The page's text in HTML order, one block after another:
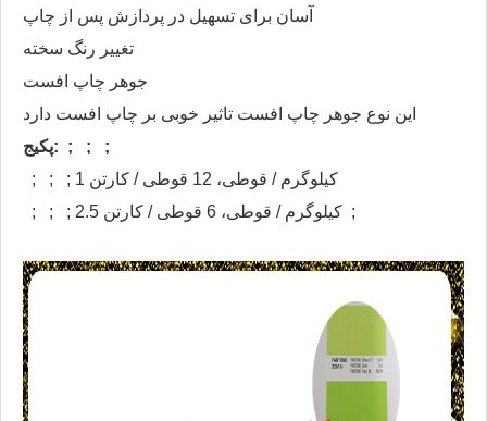
آسان برای تسهیل در پردازش پس از چاپ
تغییر رنگ سخته
جوهر چاپ افست
این نوع جوهر چاپ افست تاثیر خوبی بر چاپ افست دارد
پکیج: ; ; ;
; ; ; 1 کیلوگرم / قوطی، 12 قوطی / کارتن
; ; ; 2.5 کیلوگرم / قوطی، 6 قوطی / کارتن ;